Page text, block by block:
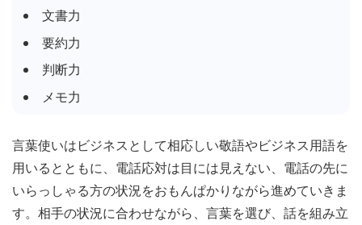
文書力
要約力
判断力
メモ力
言葉使いはビジネスとして相応しい敬語やビジネス用語を
用いるとともに、電話応対は目には見えない、電話の先に
いらっしゃる方の状況をおもんぱかりながら進めていきま
す。相手の状況に合わせながら、言葉を選び、話を組み立